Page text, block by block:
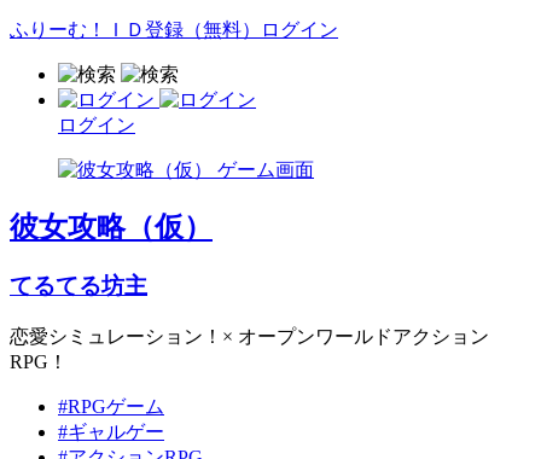
ふりーむ！ＩＤ登録（無料） ログイン
ログイン
彼女攻略（仮）
てるてる坊主
恋愛シミュレーション！× オープンワールドアクション
RPG！
#RPGゲーム
#ギャルゲー